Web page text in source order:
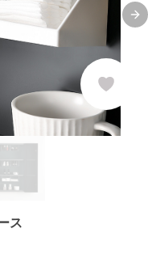
ス